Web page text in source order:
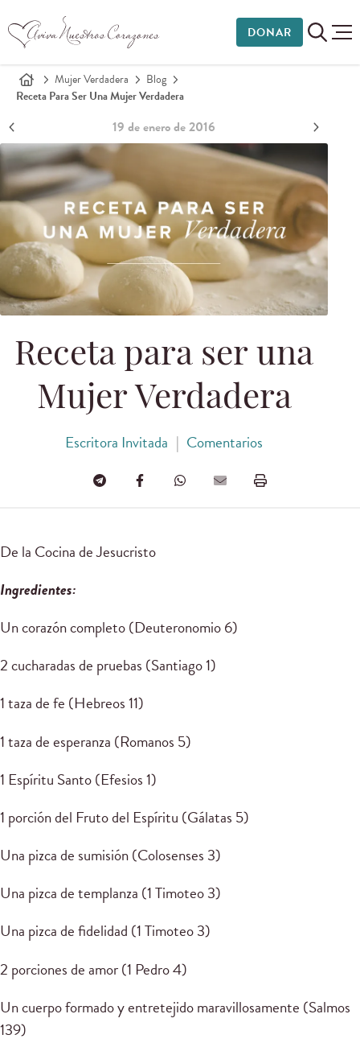
DONAR
Mujer Verdadera
Blog
Receta Para Ser Una Mujer Verdadera
19 de enero de 2016
Receta para ser una
Mujer Verdadera
Escritora Invitada | Comentarios
De la Cocina de Jesucristo
Ingredientes:
Un corazón completo (Deuteronomio 6)
2 cucharadas de pruebas (Santiago 1)
1 taza de fe (Hebreos 11)
1 taza de esperanza (Romanos 5)
1 Espíritu Santo (Efesios 1)
1 porción del Fruto del Espíritu (Gálatas 5)
Una pizca de sumisión (Colosenses 3)
Una pizca de templanza (1 Timoteo 3)
Una pizca de fidelidad (1 Timoteo 3)
2 porciones de amor (1 Pedro 4)
Un cuerpo formado y entretejido maravillosamente (Salmos
139)